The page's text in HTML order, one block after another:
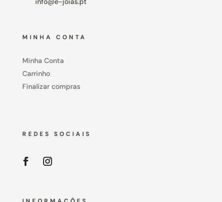
MINHA CONTA
Minha Conta
Carrinho
Finalizar compras
REDES SOCIAIS